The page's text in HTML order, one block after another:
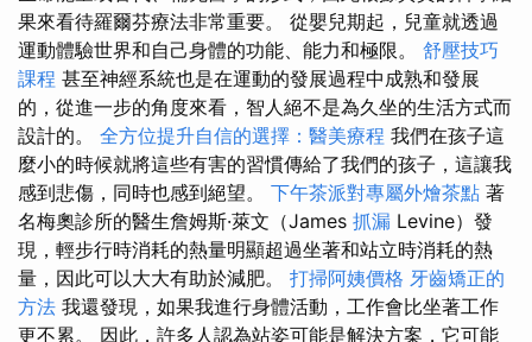
果來看待羅爾芬療法非常重要。 從嬰兒期起，兒童就透過
運動體驗世界和自己身體的功能、能力和極限。 舒壓技巧
課程 甚至神經系統也是在運動的發展過程中成熟和發展
的，從進一步的角度來看，智人絕不是為久坐的生活方式而
設計的。 全方位提升自信的選擇：醫美療程 我們在孩子這
麼小的時候就將這些有害的習慣傳給了我們的孩子，這讓我
感到悲傷，同時也感到絕望。 下午茶派對專屬外燴茶點 著
名梅奧診所的醫生詹姆斯·萊文（James 抓漏 Levine）發
現，輕步行時消耗的熱量明顯超過坐著和站立時消耗的熱
量，因此可以大大有助於減肥。 打掃阿姨價格 牙齒矯正的
方法 我還發現，如果我進行身體活動，工作會比坐著工作
更不累。 因此，許多人認為站姿可能是解決方案，它可能